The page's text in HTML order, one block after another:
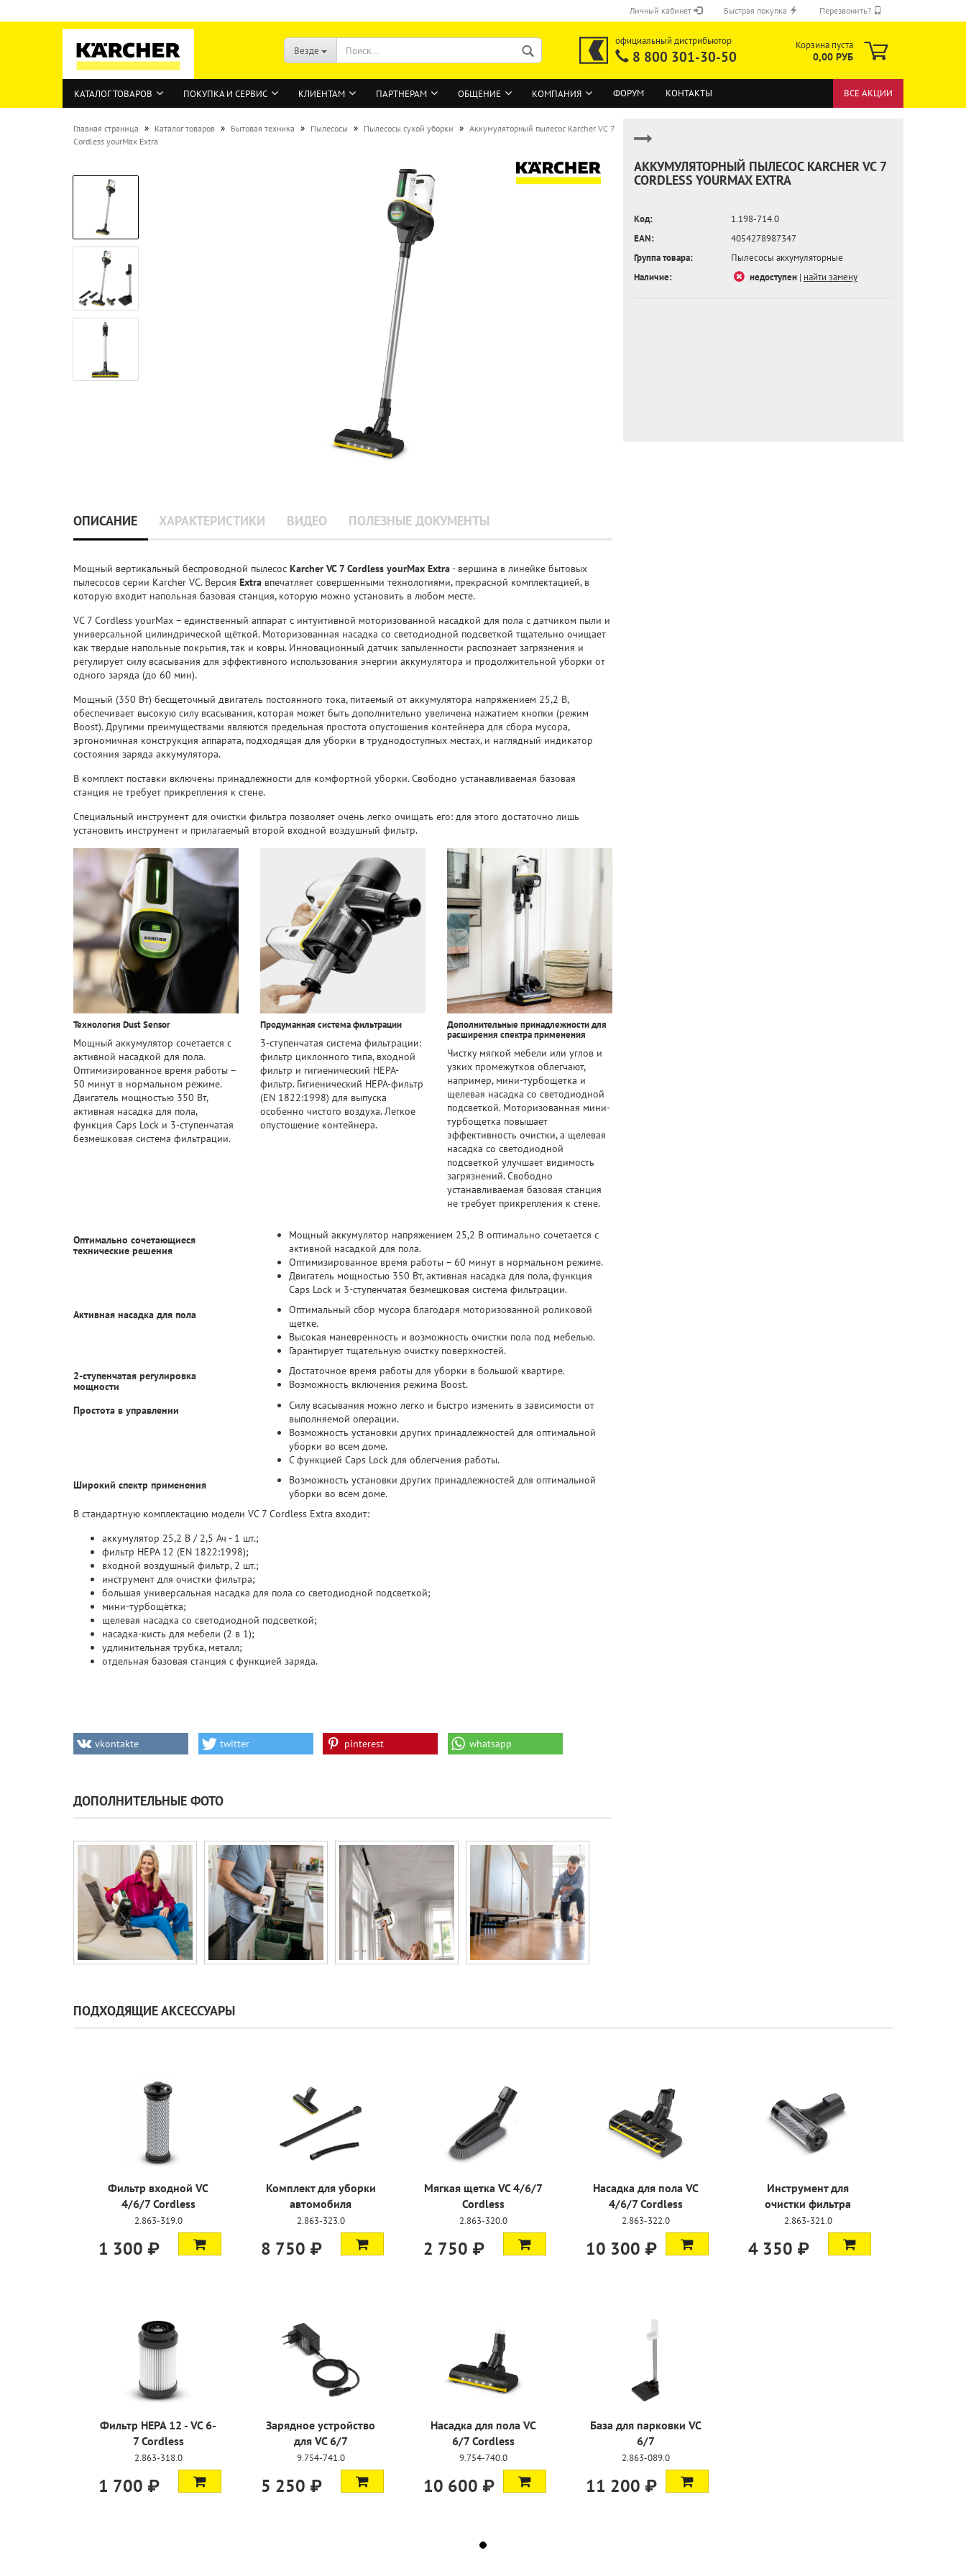
Личный кабинет
ВОЙТИ
Быстрая покупка Перезвонить?
ОТПРАВИТЬ
Везде
официальный дистрибьютор
8 800 301-30-50
Корзина пуста
0,00 РУБ
КАТАЛОГ ТОВАРОВ ПОКУПКА И СЕРВИС КЛИЕНТАМ ПАРТНЕРАМ ОБЩЕНИЕ КОМПАНИЯ ФОРУМ КОНТАКТЫ ВСЕ АКЦИИ
Главная страница » Каталог товаров » Бытовая техника » Пылесосы » Пылесосы сухой уборки » Аккумуляторный пылесос Karcher VC 7
Cordless yourMax Extra
АККУМУЛЯТОРНЫЙ ПЫЛЕСОС KARCHER VC 7
CORDLESS YOURMAX EXTRA
Код:
1.198-714.0
EAN:
4054278987347
Группа товара:
Пылесосы аккумуляторные
Наличие:
недоступен| найти замену
ОПИСАНИЕ ХАРАКТЕРИСТИКИ ВИДЕО ПОЛЕЗНЫЕ ДОКУМЕНТЫ
Мощный вертикальный беспроводной пылесос Karcher VC 7 Cordless yourMax Extra- вершина в линейке бытовых
пылесосов серии Karcher VC. Версия Extra впечатляет совершенными технологиями, прекрасной комплектацией, в
которую входит напольная базовая станция, которую можно установить в любом месте.
VC 7 Cordless yourMax – единственный аппарат с интуитивной моторизованной насадкой для пола с датчиком пыли и
универсальной цилиндрической щёткой. Моторизованная насадка со светодиодной подсветкой тщательно очищает
как твердые напольные покрытия, так и ковры. Инновационный датчик запыленности распознает загрязнения и
регулирует силу всасывания для эффективного использования энергии аккумулятора и продолжительной уборки от
одного заряда (до 60 мин).
Мощный (350 Вт) бесщеточный двигатель постоянного тока, питаемый от аккумулятора напряжением 25,2 В,
обеспечивает высокую силу всасывания, которая может быть дополнительно увеличена нажатием кнопки (режим
Boost). Другими преимуществами являются предельная простота опустошения контейнера для сбора мусора,
эргономичная конструкция аппарата, подходящая для уборки в труднодоступных местах, и наглядный индикатор
состояния заряда аккумулятора.
В комплект поставки включены принадлежности для комфортной уборки. Свободно устанавливаемая базовая
станция не требует прикрепления к стене.
Специальный инструмент для очистки фильтра позволяет очень легко очищать его: для этого достаточно лишь
установить инструмент и прилагаемый второй входной воздушный фильтр.
Технология Dust Sensor
Мощный аккумулятор сочетается с
активной насадкой для пола.
Оптимизированное время работы –
50 минут в нормальном режиме.
Двигатель мощностью 350 Вт,
активная насадка для пола,
функция Caps Lock и 3-ступенчатая
безмешковая система фильтрации.
Продуманная система фильтрации
3-ступенчатая система фильтрации:
фильтр циклонного типа, входной
фильтр и гигиенический HEPA-
фильтр. Гигиенический HEPA-фильтр
(EN 1822:1998) для выпуска
особенно чистого воздуха. Легкое
опустошение контейнера.
Дополнительные принадлежности для
расширения спектра применения
Чистку мягкой мебели или углов и
узких промежутков облегчают,
например, мини-турбощетка и
щелевая насадка со светодиодной
подсветкой. Моторизованная мини-
турбощетка повышает
эффективность очистки, а щелевая
насадка со светодиодной
подсветкой улучшает видимость
загрязнений. Свободно
устанавливаемая базовая станция
не требует прикрепления к стене.
Оптимально сочетающиеся
технические решения
Мощный аккумулятор напряжением 25,2 В оптимально сочетается с
активной насадкой для пола.
Оптимизированное время работы – 60 минут в нормальном режиме.
Двигатель мощностью 350 Вт, активная насадка для пола, функция
Caps Lock и 3-ступенчатая безмешковая система фильтрации.
Активная насадка для пола
Оптимальный сбор мусора благодаря моторизованной роликовой
щетке.
Высокая маневренность и возможность очистки пола под мебелью.
Гарантирует тщательную очистку поверхностей.
2-ступенчатая регулировка
мощности
Достаточное время работы для уборки в большой квартире.
Возможность включения режима Boost.
Простота в управлении
Силу всасывания можно легко и быстро изменить в зависимости от
выполняемой операции.
Возможность установки других принадлежностей для оптимальной
уборки во всем доме.
С функцией Caps Lock для облегчения работы.
Широкий спектр применения
Возможность установки других принадлежностей для оптимальной
уборки во всем доме.
В стандартную комплектацию модели VC 7 Cordless Extra входит:
аккумулятор 25,2 В / 2,5 Ач - 1 шт.;
фильтр HEPA 12 (EN 1822:1998);
входной воздушный фильтр, 2 шт.;
инструмент для очистки фильтра;
большая универсальная насадка для пола со светодиодной подсветкой;
мини-турбощётка;
щелевая насадка со светодиодной подсветкой;
насадка-кисть для мебели (2 в 1);
удлинительная трубка, металл;
отдельная базовая станция с функцией заряда.
vkontakte twitter pinterest whatsapp
ДОПОЛНИТЕЛЬНЫЕ ФОТО
ПОДХОДЯЩИЕ АКСЕССУАРЫ
Фильтр входной VC
4/6/7 Cordless
2.863-319.0
1 300 ₽
Комплект для уборки
автомобиля
2.863-323.0
8 750 ₽
Мягкая щетка VC 4/6/7
Cordless
2.863-320.0
2 750 ₽
Насадка для пола VC
4/6/7 Cordless
2.863-322.0
10 300 ₽
Инструмент для
очистки фильтра
2.863-321.0
4 350 ₽
Фильтр HEPA 12 - VC 6-
7 Cordless
2.863-318.0
1 700 ₽
Зарядное устройство
для VC 6/7
9.754-741.0
5 250 ₽
Насадка для пола VC
6/7 Cordless
9.754-740.0
10 600 ₽
База для парковки VC
6/7
2.863-089.0
11 200 ₽